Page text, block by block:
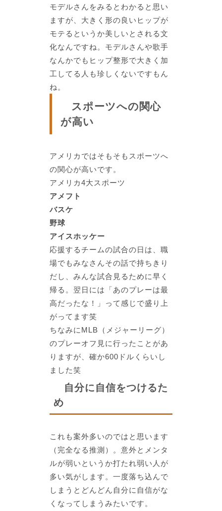
モデルさんをみるとわかると思い
ますが、 大きく形の良いヒップが
モテるというか美しいとされる文
化なんですね。モデルさんや歌手
なんかでも ヒップ整形で大きく加
工してる人も珍しくないですもん
ね。
スポーツへの関心
が高い
アメリカではそもそもスポーツへ
の関心が高いです。
アメリカ4大スポーツ
アメフト
バスケ
野球
アイスホッケー
応援するチームの試合の日は、職
場でもみなさんその話で持ちきり
だし、みんな試合見るために早く
帰る 。翌日には
「あのプレーは最
高だったな！」って感じで盛り上
がってます笑
ちなみにMLB（メジャーリーグ）
のプレーオフ見に行ったことがあ
りますが、 確か600ドルくらいし
ました笑
自分に自信をつけるた
め
これも案外多いのではと思います
（完全なる推測）。意外とメンタ
ルが弱いというか打たれ弱い人が
多い気がします。 一度落ち込んで
しまうとどんどん自分に自信がな
くなってしまう みたいです。